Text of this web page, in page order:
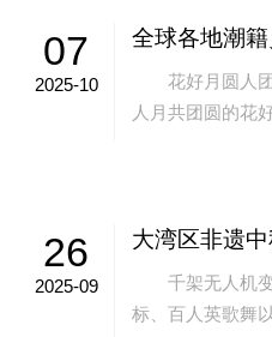
07
2025-10
花好月圆人团
人月共团圆的花
26
2025-09
千架无人机变
标、百人英歌舞